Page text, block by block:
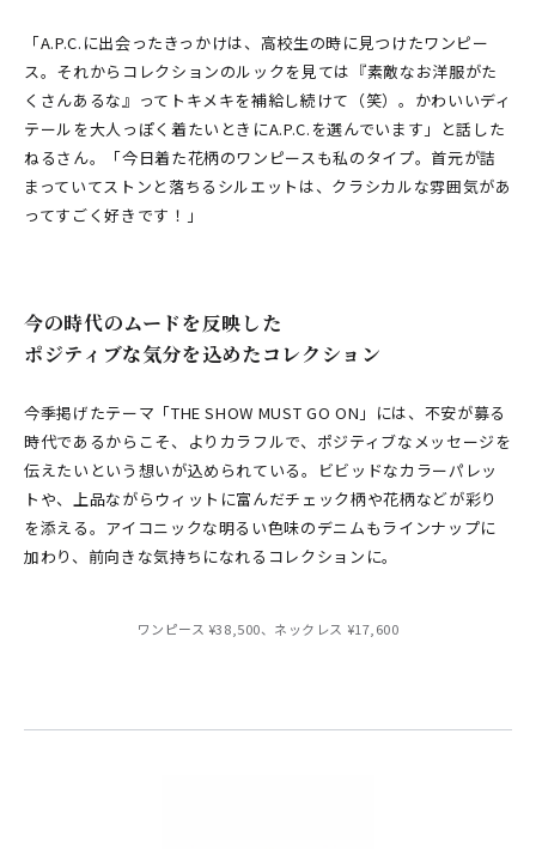
「A.P.C.に出会ったきっかけは、高校生の時に見つけたワンピー
ス。それからコレクションのルックを見ては『素敵なお洋服がた
くさんあるな』ってトキメキを補給し続けて（笑）。かわいいディ
テールを大人っぽく着たいときにA.P.C.を選んでいます」と話した
ねるさん。「今日着た花柄のワンピースも私のタイプ。首元が詰
まっていてストンと落ちるシルエットは、クラシカルな雰囲気があ
ってすごく好きです！」
今の時代のムードを反映した
ポジティブな気分を込めたコレクション
今季掲げたテーマ「THE SHOW MUST GO ON」には、不安が募る
時代であるからこそ、よりカラフルで、ポジティブなメッセージを
伝えたいという想いが込められている。ビビッドなカラーパレッ
トや、上品ながらウィットに富んだチェック柄や花柄などが彩り
を添える。アイコニックな明るい色味のデニムもラインナップに
加わり、前向きな気持ちになれるコレクションに。
ワンピース ¥38,500、ネックレス ¥17,600